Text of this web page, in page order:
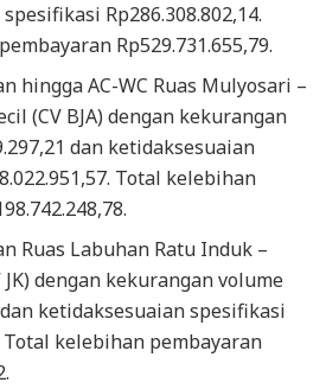
Rp286.308.802,14.
Rp529.731.655,79.
hingga AC-WC Ruas Mulyosari –
(CV BJA) dengan kekurangan
dan ketidaksesuaian
Total kelebihan
Ruas Labuhan Ratu Induk –
JK) dengan kekurangan volume
dan ketidaksesuaian spesifikasi
Total kelebihan pembayaran